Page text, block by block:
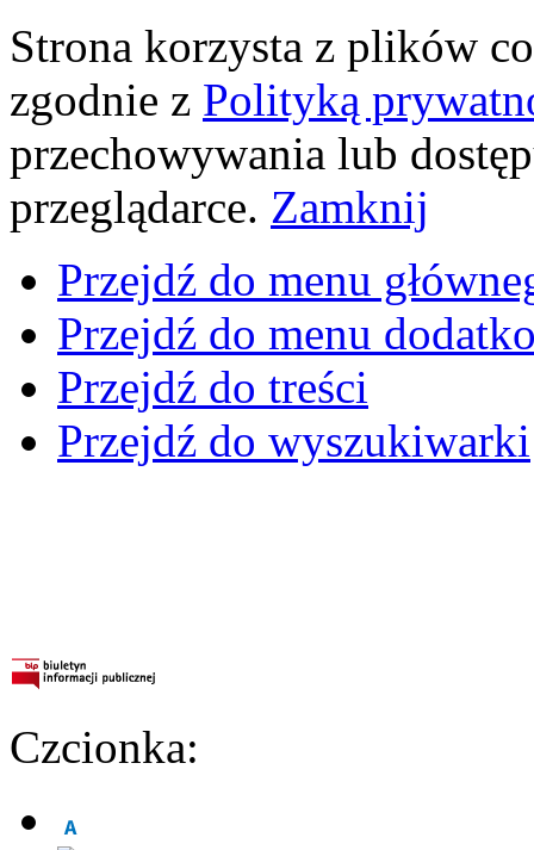
Strona korzysta z plików
zgodnie z Polityką
przechowywania lub
przeglądarce. Zamknij
Przejdź do menu
Przejdź do menu
Przejdź do treści
Przejdź do wyszukiwarki
Czcionka: